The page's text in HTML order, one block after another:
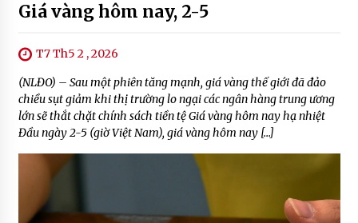
Giá vàng hôm nay, 2-5
T7 Th5 2 , 2026
(NLĐO) – Sau một phiên tăng mạnh, giá vàng thế giới đã đảo
chiều sụt giảm khi thị trường lo ngại các ngân hàng trung ương
lớn sẽ thắt chặt chính sách tiền tệ Giá vàng hôm nay hạ nhiệt
Đầu ngày 2-5 (giờ Việt Nam), giá vàng hôm nay […]